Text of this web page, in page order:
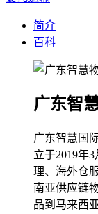
简介
百科
广东智
广东智慧国
立于2019年
理、海外仓
南亚供应链
品到马来西